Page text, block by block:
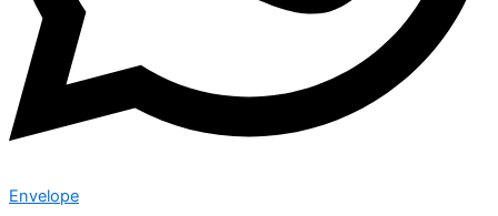
Envelope